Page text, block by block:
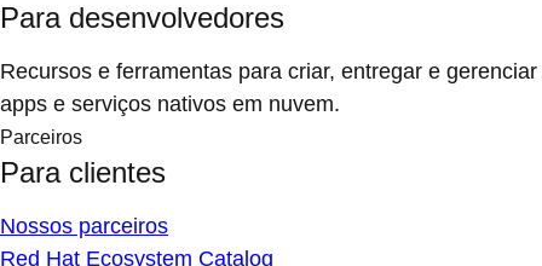
Para desenvolvedores
Recursos e ferramentas para criar, entregar e gerenciar
apps e serviços nativos em nuvem.
Parceiros
Para clientes
Nossos parceiros
Red Hat Ecosystem Catalog